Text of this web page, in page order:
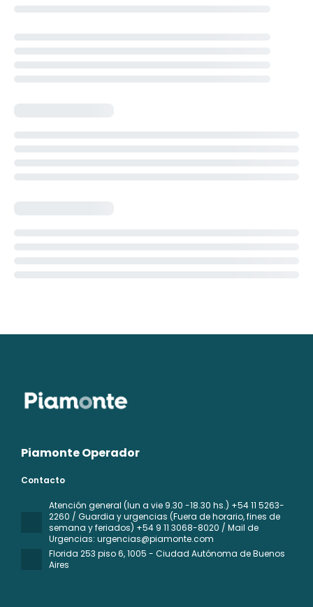
Piamonte Operador
Contacto
Atención general (lun a vie 9.30 -18.30 hs.) +54 11 5263-
2260 / Guardia y urgencias (Fuera de horario, fines de
semana y feriados) +54 9 11 3068-8020 / Mail de
Urgencias: urgencias@piamonte.com
Florida 253 piso 6, 1005 - Ciudad Autónoma de Buenos
Aires